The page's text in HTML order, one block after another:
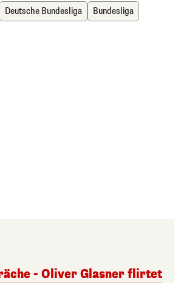
Deutsche Bundesliga
Bundesliga
- Oliver Glasner flirtet